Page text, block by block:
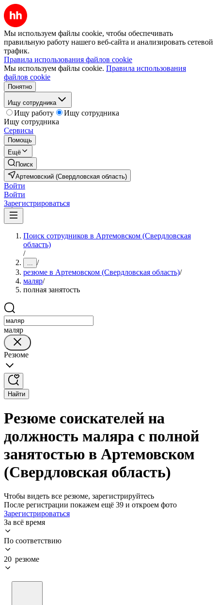
Мы используем файлы cookie, чтобы обеспечивать
правильную работу нашего веб-сайта и анализировать сетевой
трафик.
Правила использования файлов cookie
Мы используем файлы cookie. Правила использования
файлов cookie
Понятно
Ищу сотрудника
Ищу работу
Ищу сотрудника
Ищу сотрудника
Сервисы
Помощь
Ещё
Поиск
Артемовский (Свердловская область)
Войти
Войти
Зарегистрироваться
Поиск сотрудников в Артемовском (Свердловская
область)
/
... /
резюме в Артемовском (Свердловская область)/
маляр/
полная занятость
маляр
Резюме
Найти
Резюме соискателей на
должность маляра с полной
занятостью в Артемовском
(Свердловская область)
Чтобы видеть все резюме, зарегистрируйтесь
После регистрации покажем ещё 39 и откроем фото
Зарегистрироваться
За всё время
По соответствию
20 резюме